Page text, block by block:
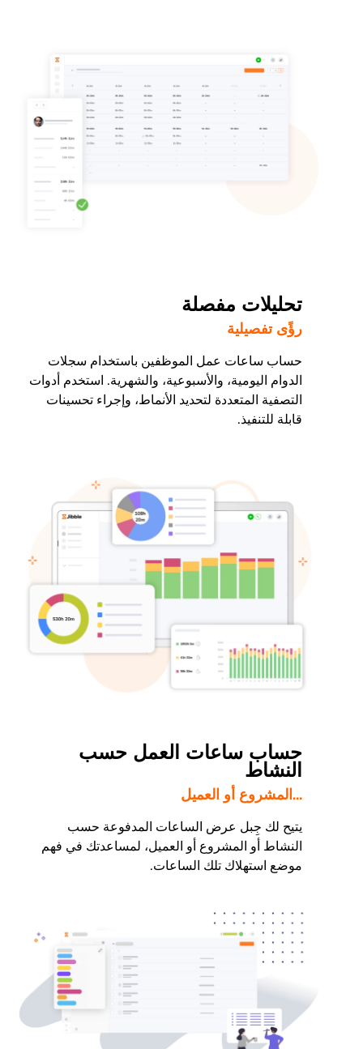
تحليلات مفصلة
رؤًى تفصيلية
حساب ساعات عمل الموظفين باستخدام سجلات
الدوام اليومية، والأسبوعية، والشهرية. استخدم أدوات
التصفية المتعددة لتحديد الأنماط، وإجراء تحسينات
قابلة للتنفيذ.
حساب ساعات العمل حسب
النشاط
...المشروع أو العميل
يتيح لك جِبل عرض الساعات المدفوعة حسب
النشاط أو المشروع أو العميل، لمساعدتك في فهم
موضع استهلاك تلك الساعات.